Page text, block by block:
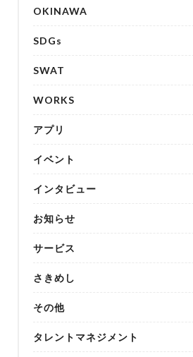
OKINAWA
SDGs
SWAT
WORKS
アプリ
イベント
インタビュー
お知らせ
サービス
さきめし
その他
タレントマネジメント